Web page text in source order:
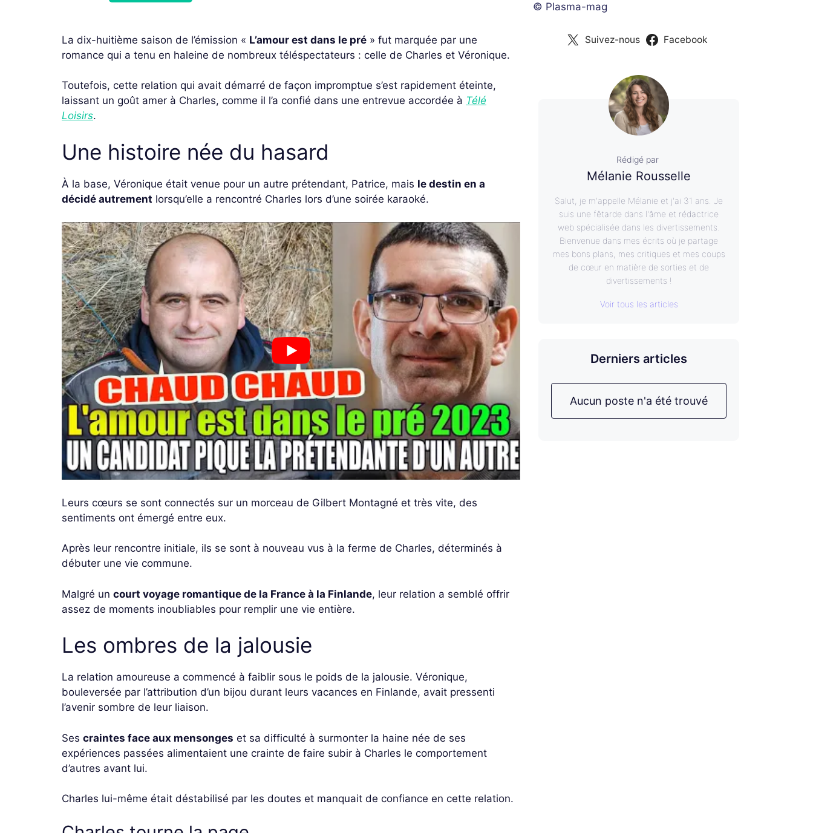
© Plasma-mag
La dix-huitième saison de l’émission « L’amour est dans le pré » fut marquée par une
romance qui a tenu en haleine de nombreux téléspectateurs : celle de Charles et Véronique.
Toutefois, cette relation qui avait démarré de façon impromptue s’est rapidement éteinte,
laissant un goût amer à Charles, comme il l’a confié dans une entrevue accordée à Télé
Loisirs.
Une histoire née du hasard
À la base, Véronique était venue pour un autre prétendant, Patrice, mais le destin en a
décidé autrement lorsqu’elle a rencontré Charles lors d’une soirée karaoké.
Leurs cœurs se sont connectés sur un morceau de Gilbert Montagné et très vite, des
sentiments ont émergé entre eux.
Après leur rencontre initiale, ils se sont à nouveau vus à la ferme de Charles, déterminés à
débuter une vie commune.
Malgré un court voyage romantique de la France à la Finlande, leur relation a semblé offrir
assez de moments inoubliables pour remplir une vie entière.
Les ombres de la jalousie
La relation amoureuse a commencé à faiblir sous le poids de la jalousie. Véronique,
bouleversée par l’attribution d’un bijou durant leurs vacances en Finlande, avait pressenti
l’avenir sombre de leur liaison.
Ses craintes face aux mensonges et sa difficulté à surmonter la haine née de ses
expériences passées alimentaient une crainte de faire subir à Charles le comportement
d’autres avant lui.
Charles lui-même était déstabilisé par les doutes et manquait de confiance en cette relation.
Suivez-nous Facebook
Rédigé par
Mélanie Rousselle
Salut, je m'appelle Mélanie et j'ai 31 ans. Je
suis une fêtarde dans l'âme et rédactrice
web spécialisée dans les divertissements.
Bienvenue dans mes écrits où je partage
mes bons plans, mes critiques et mes coups
de cœur en matière de sorties et de
divertissements !
Voir tous les articles
Derniers articles
Aucun poste n'a été trouvé